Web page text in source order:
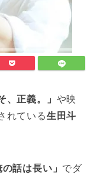
、正義。」 や映
れている生田斗
の話は長い」 でダ